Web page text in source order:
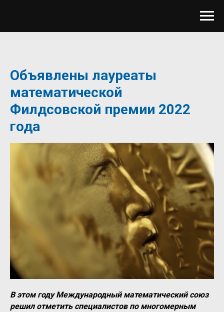
Объявлены лауреаты
математической
Филдсовской премии 2022
года
В этом году Международный математический союз
решил отметить специалистов по многомерным